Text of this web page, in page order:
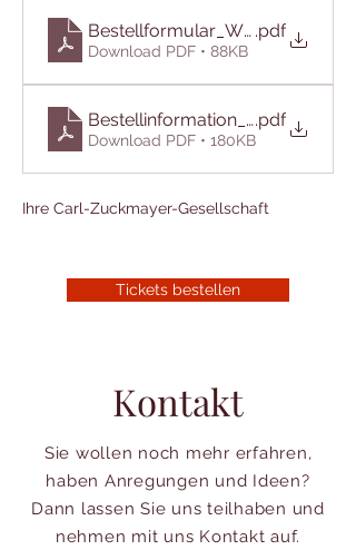
Bestellformular_Weinberg_2026
.pdf
Download PDF • 88KB
.pdf
Download PDF • 180KB
Ihre Carl-Zuckmayer-Gesellschaft
Tickets bestellen
Kontakt
Sie wollen noch mehr erfahren,
haben Anregungen und Ideen?
Dann lassen Sie uns teilhaben und
nehmen mit uns Kontakt auf.